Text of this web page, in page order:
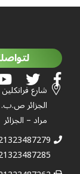
شارع
مراد – الجزائر